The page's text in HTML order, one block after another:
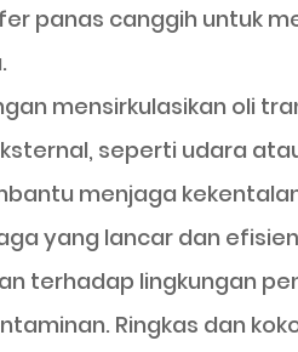
panas canggih untuk
mensirkulasikan oli
seperti udara
menjaga
yang lancar dan
terhadap lingkungan
Ringkas dan